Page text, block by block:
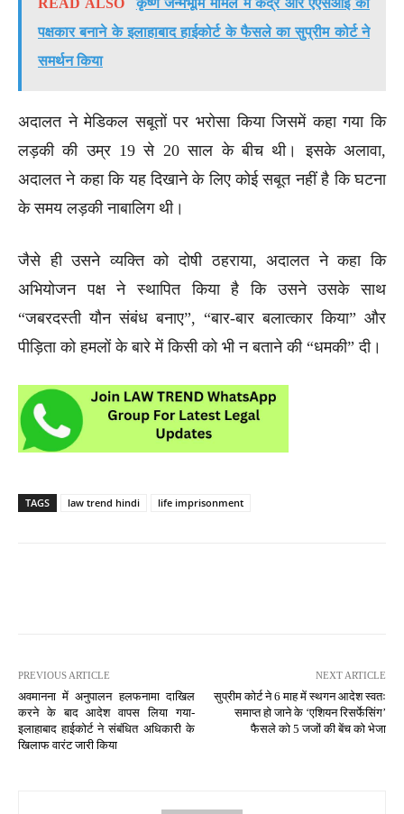
पक्षकार बनाने के इलाहाबाद हाईकोर्ट के फैसले का सुप्रीम कोर्ट ने
समर्थन किया
अदालत ने मेडिकल सबूतों पर भरोसा किया जिसमें कहा गया कि
लड़की की उम्र 19 से 20 साल के बीच थी। इसके अलावा,
अदालत ने कहा कि यह दिखाने के लिए कोई सबूत नहीं है कि घटना
के समय लड़की नाबालिग थी।
जैसे ही उसने व्यक्ति को दोषी ठहराया, अदालत ने कहा कि
अभियोजन पक्ष ने स्थापित किया है कि उसने उसके साथ
“जबरदस्ती यौन संबंध बनाए”, “बार-बार बलात्कार किया” और
पीड़िता को हमलों के बारे में किसी को भी न बताने की “धमकी” दी।
TAGS law trend hindi life imprisonment
PREVIOUS ARTICLE
अवमानना में अनुपालन हलफनामा दाखिल
करने के बाद आदेश वापस लिया गया-
इलाहाबाद हाईकोर्ट ने संबंधित अधिकारी के
खिलाफ वारंट जारी किया
NEXT ARTICLE
सुप्रीम कोर्ट ने 6 माह में स्थगन आदेश स्वतः
समाप्त हो जाने के ‘एशियन रिसर्फेसिंग’
फैसले को 5 जजों की बेंच को भेजा